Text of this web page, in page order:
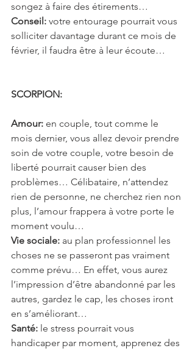
songez à faire des étirements…
Conseil: votre entourage pourrait vous
solliciter davantage durant ce mois de
février, il faudra être à leur écoute…
SCORPION:
Amour: en couple, tout comme le
mois dernier, vous allez devoir prendre
soin de votre couple, votre besoin de
liberté pourrait causer bien des
problèmes… Célibataire, n’attendez
rien de personne, ne cherchez rien non
plus, l’amour frappera à votre porte le
moment voulu…
Vie sociale: au plan professionnel les
choses ne se passeront pas vraiment
comme prévu… En effet, vous aurez
l’impression d’être abandonné par les
autres, gardez le cap, les choses iront
en s’améliorant…
Santé: le stress pourrait vous
handicaper par moment, apprenez des